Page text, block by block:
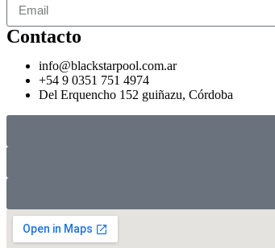
Contacto
info@blackstarpool.com.ar
+54 9 0351 751 4974
Del Erquencho 152 guiñazu, Córdoba